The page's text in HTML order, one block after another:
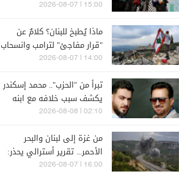
15:00 | 2026-08-07
ماذا يُطبخ للبنان؟ كلامٌ عن
"قرار مفاجئ" لترامب وانسحاب
إسرائيل
14:00 | 2026-08-07
تبرأ من "الحزب".. محمد إسكندر
يكشف سبب خلافه مع ابنه
فارس (فيديو)
02:10 | 2026-08-08
من غزة إلى لبنان والبحر
الأحمر... تقرير أسترالي يحذر:
الشرق الأوسط يدخل أخطر
16:00 | 2026-08-07